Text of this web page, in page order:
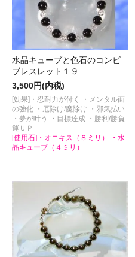
水晶キューブと色石のコンビ
ブレスレット１９
3,500円(内税)
[効果]・忍耐力が付く ・メンタル面
の強化 ・厄除け/魔除け ・邪気払い
・夢が叶う ・目標達成 ・勝利/勝負
運ＵＰ
[使用石]・オニキス（８ミリ） ・水
晶キューブ（４ミリ）